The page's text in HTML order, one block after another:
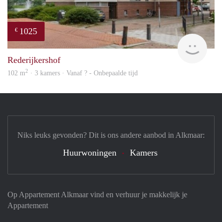
€ 1025
Rederijkershof
102 m2 · 3 kamers · Vanaf ? - Onbepaalde tijd
Op Appartement Alkmaar vind en verhuur je makkelijk je
Appartement
Niks leuks gevonden? Dit is ons andere aanbod in Alkmaar:
Huurwoningen Kamers